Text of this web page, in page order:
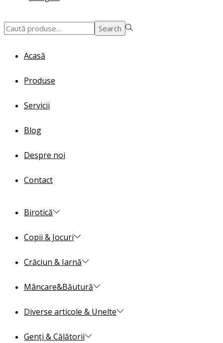
Search
Search
Acasă
Produse
Servicii
Blog
Despre noi
Contact
Birotică
Copii & Jocuri
Crăciun & Iarnă
Mâncare&Băutură
Diverse articole & Unelte
Genți & Călătorii